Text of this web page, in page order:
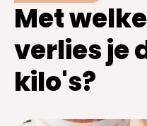
Met
verlies je
kilo's?